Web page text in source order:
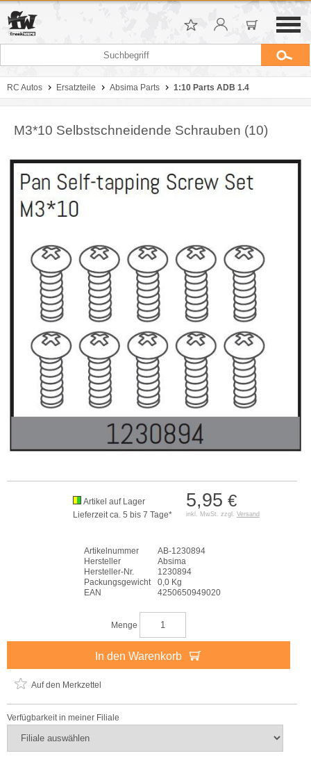
RC Autos Ersatzteile Absima Parts 1:10 Parts ADB 1.4
M3*10 Selbstschneidende Schrauben (10)
5,95 €
inkl. MwSt. zzgl. Versand
Artikel auf Lager
Lieferzeit ca. 5 bis 7 Tage*
Artikelnummer
AB-1230894
Hersteller
Absima
Hersteller-Nr.
1230894
Packungsgewicht
0,0 Kg
EAN
4250650949020
Menge
In den Warenkorb
Auf den Merkzettel
Verfügbarkeit in meiner Filiale